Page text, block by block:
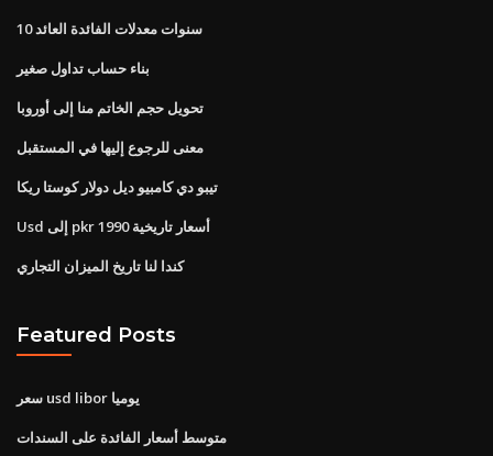
10 سنوات معدلات الفائدة العائد
بناء حساب تداول صغير
تحويل حجم الخاتم منا إلى أوروبا
معنى للرجوع إليها في المستقبل
تيبو دي كامبيو ديل دولار كوستا ريكا
Usd إلى pkr أسعار تاريخية 1990
كندا لنا تاريخ الميزان التجاري
Featured Posts
سعر usd libor يوميا
متوسط ​​أسعار الفائدة على السندات